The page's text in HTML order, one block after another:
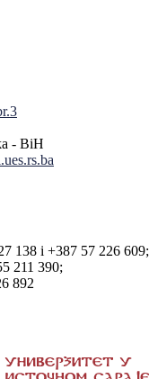
- BiH
138 i +387 57 226 609;
211 390;
892